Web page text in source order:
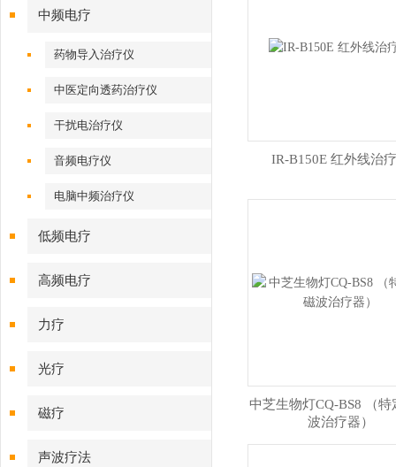
中频电疗
药物导入治疗仪
中医定向透药治疗仪
干扰电治疗仪
音频电疗仪
电脑中频治疗仪
低频电疗
高频电疗
力疗
光疗
磁疗
声波疗法
IR-B150E 红外线治
中芝生物灯CQ‑BS8 （特
波治疗器）